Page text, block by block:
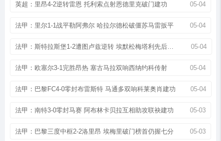
英超：里昂4-2逆转雷恩 托利索点射恩德里克破门建功 05-04
法甲：里尔1-1战平勒阿弗尔 哈拉尔德松破僵苏马雷扳平 05-04
法甲：斯特拉斯堡1-2遭图卢兹逆转 埃默松梅塔利先后破门 05-04
法甲：欧塞尔3-1完胜昂热 塞古马拉双响西纳约科传射 05-04
法甲：巴黎FC4-0零封布雷斯特 马通多双响科莱奥肖建功 05-04
法甲：南特3-0零封马赛 阿布林卡贝拉互相助攻联袂建功 05-03
法甲：巴黎三度中框2-2洛里昂 埃梅里破门榜首仍握七分 05-03